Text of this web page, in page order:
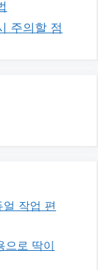
주의할 점
작업 편
으로 딱이